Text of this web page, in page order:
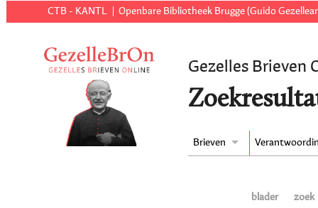
CTB - KANTL Openbare Bibliotheek Brugge (Guido
Gezelles Brieven
Brieven
blader zoek